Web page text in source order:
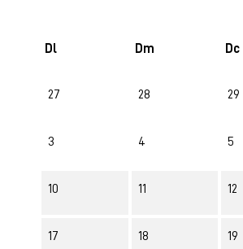
Dl Dm Dc
No hi ha cap activitat aquest mes
27 28 29
3 4 5
10 11 12
17 18 19